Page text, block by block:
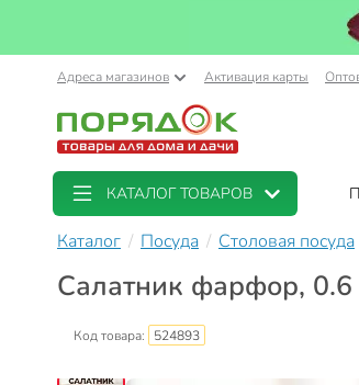
Адреса магазинов Активация карты
КАТАЛОГ ТОВАРОВ
Каталог Посуда Столовая посуда
Салатник фарфор,
Код товара: 524893